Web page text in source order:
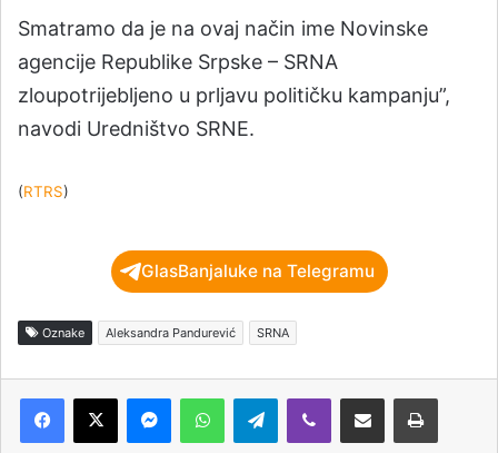
Smatramo da je na ovaj način ime Novinske
agencije Republike Srpske – SRNA
zloupotrijebljeno u prljavu političku kampanju”,
navodi Uredništvo SRNE.
(RTRS)
GlasBanjaluke na Telegramu
Oznake Aleksandra Pandurević SRNA
Telegram